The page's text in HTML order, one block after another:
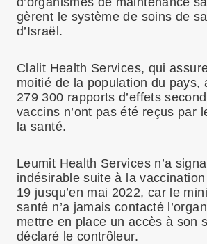
gèrent le système de soins de
d’Israël.
Clalit Health Services, qui
moitié de la population du pays,
279 300 rapports d’effets
vaccins n’ont pas été reçus par
la santé.
Leumit Health Services n’a
indésirable suite à la
19 jusqu’en mai 2022, car le
santé n’a jamais contacté
mettre en place un accès à son
déclaré le contrôleur.